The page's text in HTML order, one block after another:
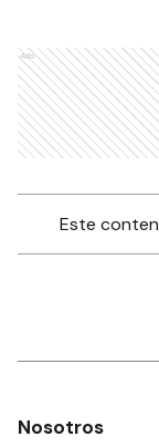
Ads
Este
Nosotros